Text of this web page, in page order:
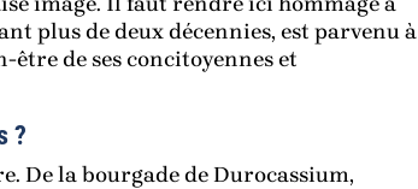
plus de deux décennies, est parvenu à
de ses concitoyennes et
?
De la bourgade de Durocassium,